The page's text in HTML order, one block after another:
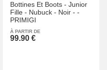
Bottines Et Boots - Junior
Fille - Nubuck - Noir - -
PRIMIGI
À PARTIR DE
99.90 €